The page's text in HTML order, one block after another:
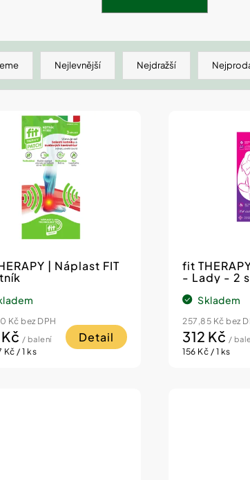
Nejlevnější Nejdražší
| Náplast FIT
Kč bez DPH
/ balení
Kč / 1 ks
Detail
fit
- Lady - 2
Skladem
257,85 Kč bez
312 Kč /
Měrná
156 Kč / 1 ks